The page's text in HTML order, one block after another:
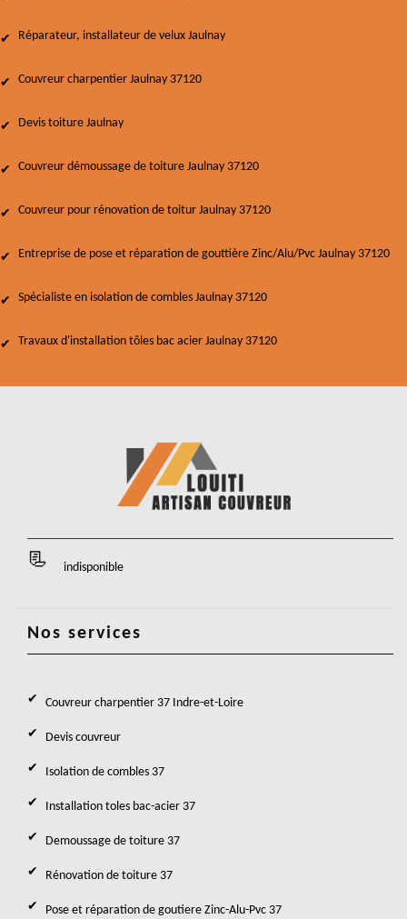
Réparateur, installateur de velux Jaulnay
Couvreur charpentier Jaulnay 37120
Devis toiture Jaulnay
Couvreur démoussage de toiture Jaulnay 37120
Couvreur pour rénovation de toitur Jaulnay 37120
Entreprise de pose et réparation de gouttière Zinc/Alu/Pvc Jaulnay 37120
Spécialiste en isolation de combles Jaulnay 37120
Travaux d'installation tôles bac acier Jaulnay 37120
indisponible
Nos services
Couvreur charpentier 37 Indre-et-Loire
Devis couvreur
Isolation de combles 37
Installation toles bac-acier 37
Demoussage de toiture 37
Rénovation de toiture 37
Pose et réparation de goutiere Zinc-Alu-Pvc 37